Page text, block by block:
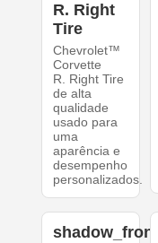
R. Right
Tire
Chevrolet™
Corvette
R. Right Tire
de alta
qualidade
usado para
uma
aparência e
desempenho
personalizados.